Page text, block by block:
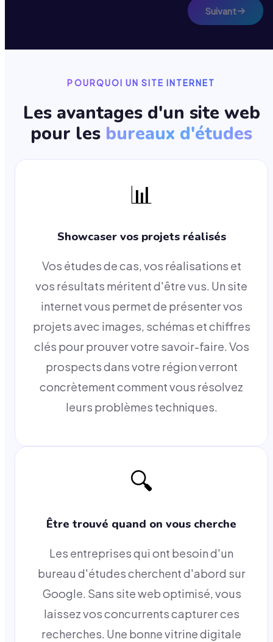
Suivant
POURQUOI UN SITE INTERNET
Les avantages d'un site web
pour les bureaux d'études
📊
Showcaser vos projets réalisés
Vos études de cas, vos réalisations et
vos résultats méritent d'être vus. Un site
internet vous permet de présenter vos
projets avec images, schémas et chiffres
clés pour prouver votre savoir-faire. Vos
prospects dans votre région verront
concrètement comment vous résolvez
leurs problèmes techniques.
🔍
Être trouvé quand on vous cherche
Les entreprises qui ont besoin d'un
bureau d'études cherchent d'abord sur
Google. Sans site web optimisé, vous
laissez vos concurrents capturer ces
recherches. Une bonne vitrine digitale